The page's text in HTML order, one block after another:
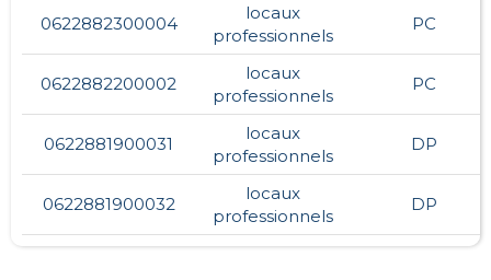
0622882300004
locaux
professionnels
PC
0622882200002
locaux
professionnels
PC
0622881900031
locaux
professionnels
DP
0622881900032
locaux
professionnels
DP